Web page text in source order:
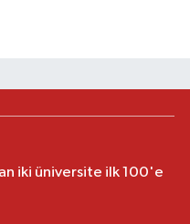
iki üniversite ilk 100'e